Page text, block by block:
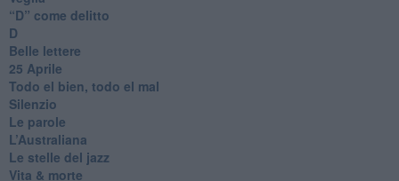
​“D” come delitto
D
Belle lettere
25 Aprile
Todo el bien, todo el mal
Silenzio
Le parole
​L’Australiana
Le stelle del jazz
Vita & morte